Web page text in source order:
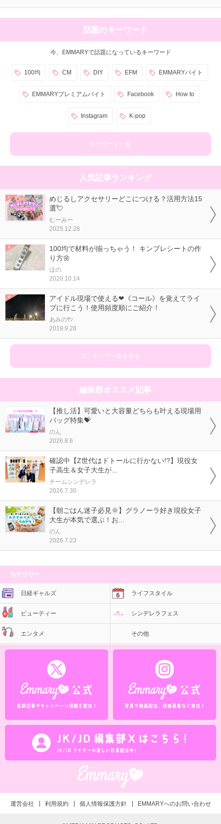
話題のキーワード
今、EMMARYで話題になっているキーワード
100均 CM DIY EFM EMMARYバイト
EMMARYプレミアムバイト Facebook How to
Instagram K-pop
キーワード一覧
人気記事ランキング
めじるしアクセサリーどこにつける？活用方法15
選💘
むーみー
2025.12.28
100均で材料が揃っちゃう！ キンブレシートの作
り方🌼
ほの
2020.10.14
アイドル現場で使える❤《コール》を覚えてライ
ブに行こう！使用頻度順にご紹介！
あみのｻﾝ
2019.9.28
ランキング一覧を見る
編集部オススメ記事
【推し活】可愛いと大容量どちらも叶える現場用
バッグ特集💝
のん
2026.8.6
確認中【Z世代はドトールに行かない!?】現役女
子高生＆女子大生が...
チームシンデレラ
2026.7.30
【朝ごはん迷子必見🌞】グラノーラ好き現役女子
大生が本気で選ぶ！お...
のん
2026.7.23
カテゴリー
日経ギャルズ ライフスタイル
ビューティー シンデレラフェス
エンタメ その他
運営会社 利用規約 個人情報保護方針 EMMARYへのお問い合わせ